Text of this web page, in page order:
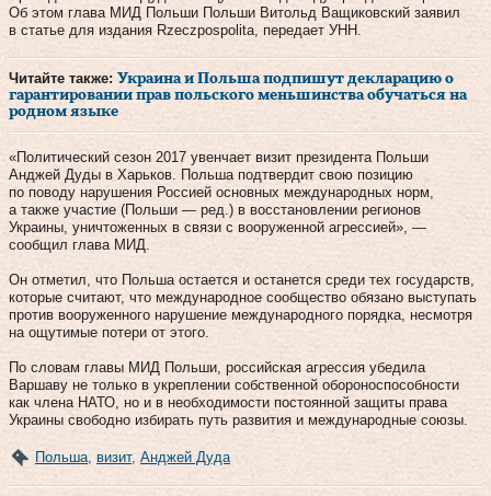
Об этом глава МИД Польши Польши Витольд Ващиковский заявил
в статье для издания Rzeczpospolita, передает УНН.
Читайте также: Украина и Польша подпишут декларацию о
гарантировании прав польского меньшинства обучаться на
родном языке
«Политический сезон 2017 увенчает визит президента Польши
Анджей Дуды в Харьков. Польша подтвердит свою позицию
по поводу нарушения Россией основных международных норм,
а также участие (Польши — ред.) в восстановлении регионов
Украины, уничтоженных в связи с вооруженной агрессией», —
сообщил глава МИД.
Он отметил, что Польша остается и останется среди тех государств,
которые считают, что международное сообщество обязано выступать
против вооруженного нарушение международного порядка, несмотря
на ощутимые потери от этого.
По словам главы МИД Польши, российская агрессия убедила
Варшаву не только в укреплении собственной обороноспособности
как члена НАТО, но и в необходимости постоянной защиты права
Украины свободно избирать путь развития и международные союзы.
Польша визит, Анджей Дуда